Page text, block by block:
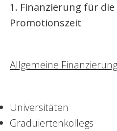
1. Finanzierung für
Promotionszeit
Allgemeine
Universitäten
Graduiertenkollegs